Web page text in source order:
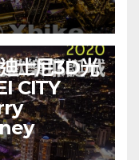
士尼3D光
CITY